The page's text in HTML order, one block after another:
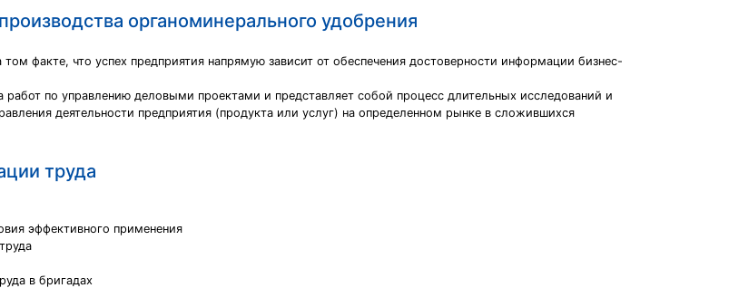
органоминерального удобрения
факте, что успех предприятия напрямую зависит от обеспечения достоверности информации бизнес-
по управлению деловыми проектами и представляет собой процесс длительных исследований и
деятельности предприятия (продукта или услуг) на определенном рынке в сложившихся
труда
эффективного применения
в бригадах